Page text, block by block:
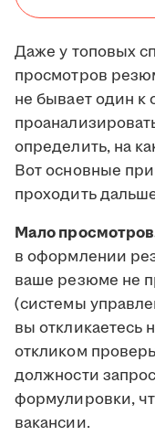
Даже у топовых
просмотров
не бывает один к
определить, на
Вот основные
проходить
Мало
в оформлении
ваше резюме не
(системы
вы откликаетесь
откликом
должности
формулировки,
вакансии.